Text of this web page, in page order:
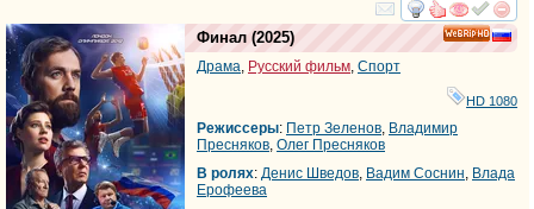
смотреть
HD
Финал (2025)
Драма, Русский фильм, Спорт
HD 1080
Режиссеры: Петр Зеленов, Владимир
Пресняков, Олег Пресняков
В ролях: Денис Шведов, Вадим Соснин, Влада
Ерофеева